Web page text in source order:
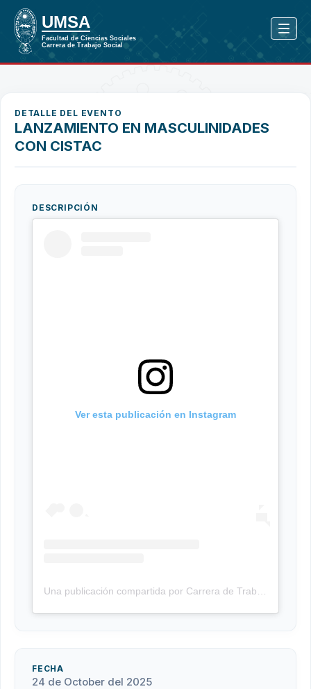
DETALLE DEL EVENTO
LANZAMIENTO EN MASCULINIDADES
CON CISTAC
DESCRIPCIÓN
Ver esta publicación en Instagram
FECHA
24 de October del 2025